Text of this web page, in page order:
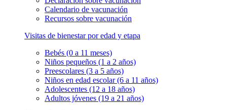
Calendario de vacunación
Recursos sobre vacunación
Visitas de bienestar por edad y etapa
Bebés (0 a 11 meses)
Niños pequeños (1 a 2 años)
Preescolares (3 a 5 años)
Niños en edad escolar (6 a 11 años)
Adolescentes (12 a 18 años)
Adultos jóvenes (19 a 21 años)